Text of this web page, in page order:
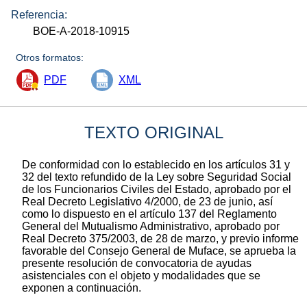
Referencia:
BOE-A-2018-10915
Otros formatos:
PDF XML
TEXTO ORIGINAL
De conformidad con lo establecido en los artículos 31 y
32 del texto refundido de la Ley sobre Seguridad Social
de los Funcionarios Civiles del Estado, aprobado por el
Real Decreto Legislativo 4/2000, de 23 de junio, así
como lo dispuesto en el artículo 137 del Reglamento
General del Mutualismo Administrativo, aprobado por
Real Decreto 375/2003, de 28 de marzo, y previo informe
favorable del Consejo General de Muface, se aprueba la
presente resolución de convocatoria de ayudas
asistenciales con el objeto y modalidades que se
exponen a continuación.